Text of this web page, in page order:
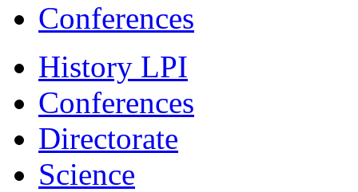
Conferences
History LPI
Conferences
Directorate
Science